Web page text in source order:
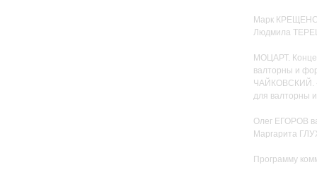
Марк
Людмила
МОЦАРТ.
валторны и
ЧАЙКОВСКИЙ.
для валторны
Олег ЕГОРОВ
Маргарита
Программу